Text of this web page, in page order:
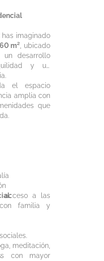
imaginado
m² , ubicado
un desarrollo
y un
el espacio
amplia con
que
acceso a las
familia y
meditación,
con mayor